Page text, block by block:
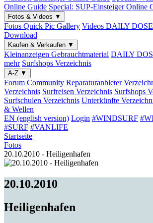
Online Guide Special: SUP-EinsteigerOnline
Fotos & Videos ▼
Fotos Quick Pic Gallery Videos DAILY
Download
Kaufen & Verkaufen ▼
Kleinanzeigen Gebrauchtmaterial DAILY
mehr Surfshops Verzeichnis
A-Z ▼
Forum Community Reparaturanbieter
Verzeichnis Surfreisen Verzeichnis Surfshops
Surfschulen Verzeichnis Unterkünfte
& Wellen
EN (english version) Login #WINDSURF
#SURF #VANLIFE
Startseite
Fotos
20.10.2010 - Heiligenhafen
20.10.2010
Heiligenhafen